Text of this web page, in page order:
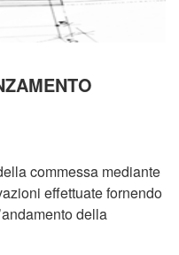
commessa mediante
effettuate fornendo
della